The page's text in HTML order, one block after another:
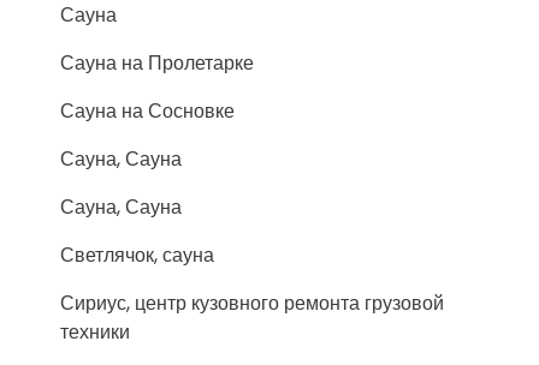
Сауна
Сауна на Пролетарке
Сауна на Сосновке
Сауна, Сауна
Сауна, Сауна
Светлячок, сауна
Сириус, центр кузовного ремонта грузовой
техники